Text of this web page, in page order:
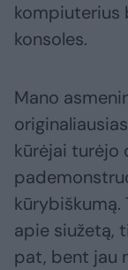
kompiuterius
konsoles.
Mano
kūrėjai turėjo
kūrybiškumą.
apie siužetą,
pat, bent jau